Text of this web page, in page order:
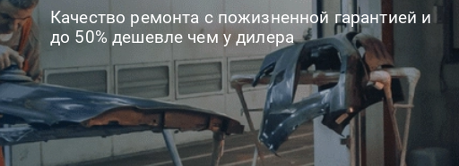
Качество ремонта с пожизненной гарантией и
до 50% дешевле чем у дилера